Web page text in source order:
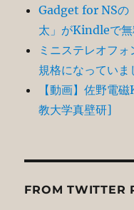
Gadget for NSの
太」がKindleで
ミニステレオフ
規格になっていま
【動画】佐野電
教大学真壁研]
FROM TWITTER